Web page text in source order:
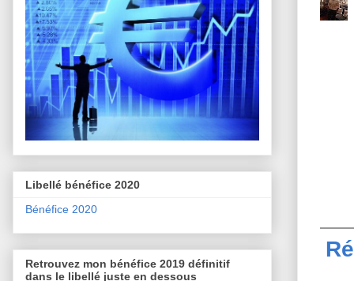
Libellé bénéfice 2020
Bénéfice 2020
Retrouvez mon bénéfice 2019 définitif
dans le libellé juste en dessous